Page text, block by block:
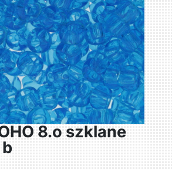
8.o szklane